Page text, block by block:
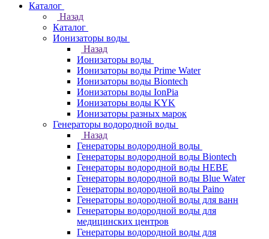
Каталог
Назад
Каталог
Ионизаторы воды
Назад
Ионизаторы воды
Ионизаторы воды Prime Water
Ионизаторы воды Biontech
Ионизаторы воды IonPia
Ионизаторы воды KYK
Ионизаторы разных марок
Генераторы водородной воды
Назад
Генераторы водородной воды
Генераторы водородной воды Biontech
Генераторы водородной воды HEBE
Генераторы водородной воды Blue Water
Генераторы водородной воды Paino
Генераторы водородной воды для ванн
Генераторы водородной воды для
медицинских центров
Генераторы водородной воды для